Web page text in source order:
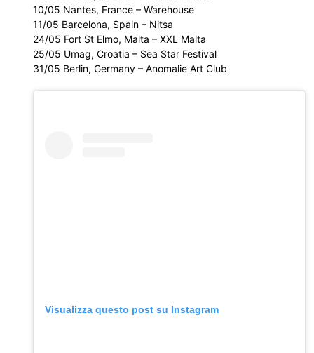
10/05 Nantes, France – Warehouse
11/05 Barcelona, Spain – Nitsa
24/05 Fort St Elmo, Malta – XXL Malta
25/05 Umag, Croatia – Sea Star Festival
31/05 Berlin, Germany – Anomalie Art Club
Visualizza questo post su Instagram